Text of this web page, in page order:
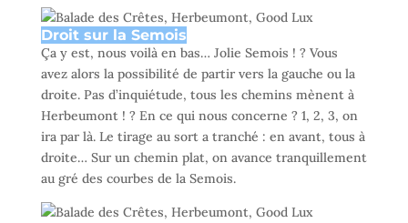
Droit sur la Semois
Ça y est, nous voilà en bas… Jolie Semois ! ? Vous
avez alors la possibilité de partir vers la gauche ou la
droite. Pas d’inquiétude, tous les chemins mènent à
Herbeumont ! ? En ce qui nous concerne ? 1, 2, 3, on
ira par là. Le tirage au sort a tranché : en avant, tous à
droite… Sur un chemin plat, on avance tranquillement
au gré des courbes de la Semois.